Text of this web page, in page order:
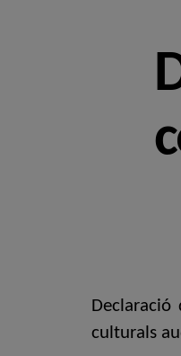
culturals